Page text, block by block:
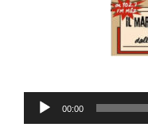
Audio-
Player
00:00